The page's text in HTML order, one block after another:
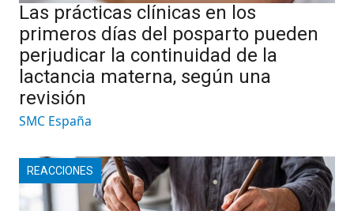
Las prácticas clínicas en los
primeros días del posparto pueden
perjudicar la continuidad de la
lactancia materna, según una
revisión
SMC España
REACCIONES